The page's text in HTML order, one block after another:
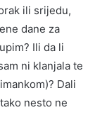
ili srijedu,
dane za
Ili da li
ni klanjala te
Dali
nesto ne